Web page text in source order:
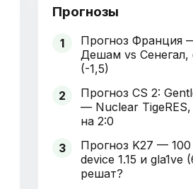
Прогнозы
1
Прогноз Франция
Дешам vs Сенегал,
(-1,5)
2
Прогноз CS 2:
— Nuclear TigeRES,
на 2:0
3
Прогноз K27 — 100
device 1.15 и gla1ve
решат?